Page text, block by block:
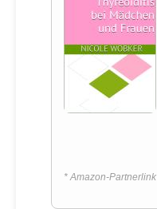
* Amazon-Partnerlink